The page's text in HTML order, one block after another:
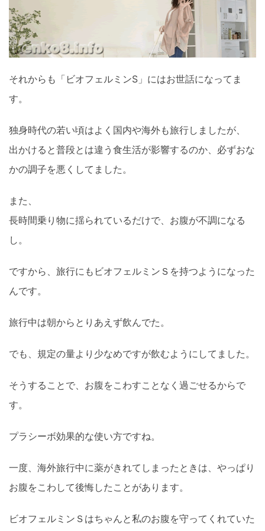
それからも「ビオフェルミンS」にはお世話になってま
す。
独身時代の若い頃はよく国内や海外も旅行しましたが、
出かけると普段とは違う食生活が影響するのか、必ずおな
かの調子を悪くしてました。
また、
長時間乗り物に揺られているだけで、お腹が不調になる
し。
ですから、旅行にもビオフェルミンＳを持つようになった
んです。
旅行中は朝からとりあえず飲んでた。
でも、規定の量より少なめですが飲むようにしてました。
そうすることで、お腹をこわすことなく過ごせるからで
す。
プラシーボ効果的な使い方ですね。
一度、海外旅行中に薬がきれてしまったときは、やっぱり
お腹をこわして後悔したことがあります。
ビオフェルミンＳはちゃんと私のお腹を守ってくれていた